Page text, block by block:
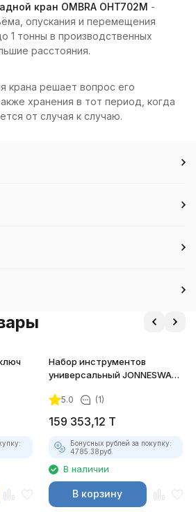
кран OMBRA OHT702M -
опускания и перемещения
1 тонны в производственных
расстояния.
крана решает вопрос его
хранения в тот период, когда
от случая к случаю.
Набор инструментов
универсальный JONNESWAY
5.0 (1)
159 353,12 T
Бонусных рублей за покупку:
4785.38руб.
В наличии
В корзину